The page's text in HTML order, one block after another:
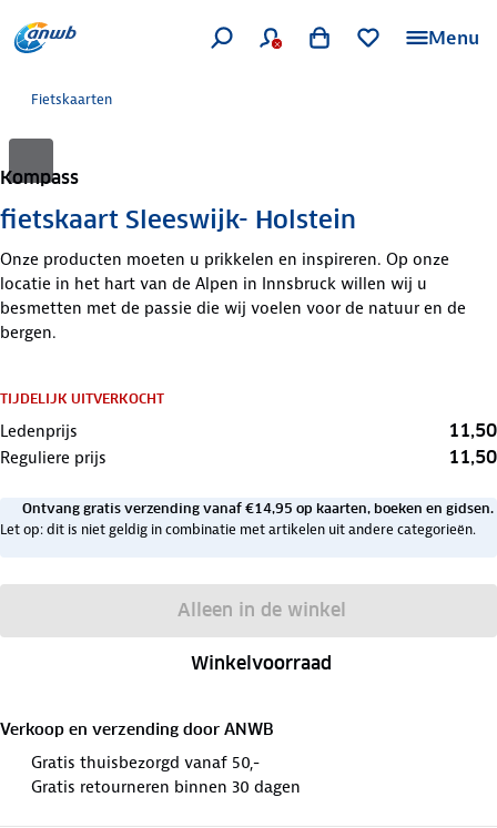
Menu
Fietskaarten
Kompass
fietskaart Sleeswijk- Holstein
Onze producten moeten u prikkelen en inspireren. Op onze
locatie in het hart van de Alpen in Innsbruck willen wij u
besmetten met de passie die wij voelen voor de natuur en de
bergen.
TIJDELIJK UITVERKOCHT
Ledenprijs 11,50
Reguliere prijs 11,50
Ontvang gratis verzending vanaf €14,95 op kaarten, boeken en gidsen.
Let op: dit is niet geldig in combinatie met artikelen uit andere categorieën.
Alleen in de winkel
Winkelvoorraad
Verkoop en verzending door ANWB
Gratis thuisbezorgd vanaf 50,-
Gratis retourneren binnen 30 dagen